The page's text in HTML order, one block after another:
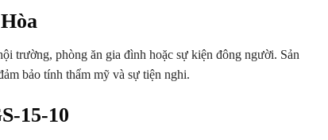
trường, phòng ăn gia đình hoặc sự kiện đông người. Sản
bảo tính thẩm mỹ và sự tiện nghi.
15-10